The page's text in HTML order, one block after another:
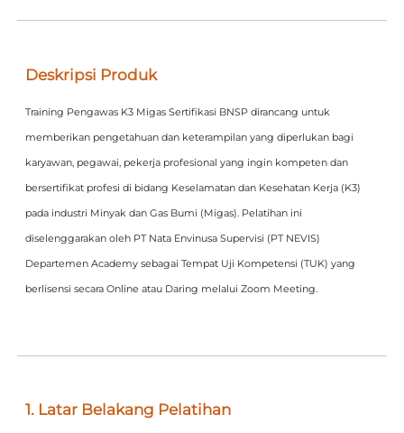
Deskripsi Produk
Training Pengawas K3 Migas Sertifikasi BNSP dirancang untuk
memberikan pengetahuan dan keterampilan yang diperlukan bagi
karyawan, pegawai, pekerja profesional yang ingin kompeten dan
bersertifikat profesi di bidang Keselamatan dan Kesehatan Kerja (K3)
pada industri Minyak dan Gas Bumi (Migas). Pelatihan ini
diselenggarakan oleh PT Nata Envinusa Supervisi (PT NEVIS)
Departemen Academy sebagai Tempat Uji Kompetensi (TUK) yang
berlisensi secara Online atau Daring melalui Zoom Meeting.
1. Latar Belakang Pelatihan